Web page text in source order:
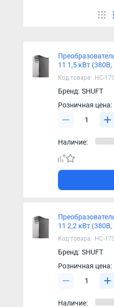
11 1,5 кВт
Код товара: НС-
Бренд: SHUFT
Розничная цена:
Наличие:
11 2,2 кВт
Код товара: НС-
Бренд: SHUFT
Розничная цена:
Наличие: